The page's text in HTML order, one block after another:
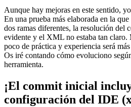
Aunque hay mejoras en este sentido,
En una prueba más elaborada en la
dos ramas diferentes, la resolución del
evidente y el XML no estaba tan claro.
poco de práctica y experiencia será
Os iré contando cómo evoluciono
herramienta.
¡El commit inicial
configuración del IDE